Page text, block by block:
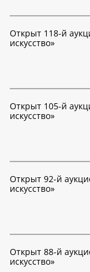
Открыт 118-й
искусство»
Открыт 105-й
искусство»
Открыт 92-й
искусство»
Открыт 88-й
искусство»